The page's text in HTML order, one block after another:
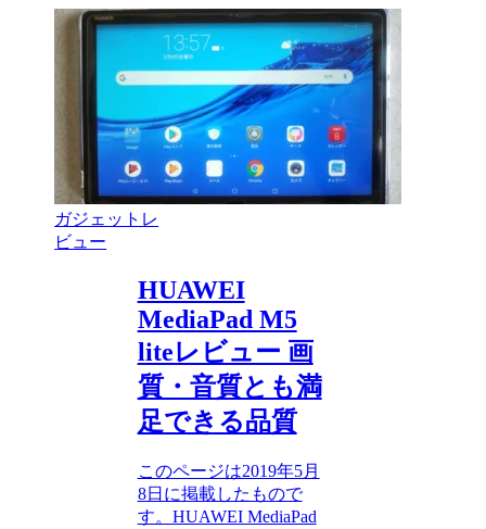
ガジェットレ
ビュー
HUAWEI
MediaPad M5
liteレビュー 画
質・音質とも満
足できる品質
このページは2019年5月
8日に掲載したもので
す。HUAWEI MediaPad